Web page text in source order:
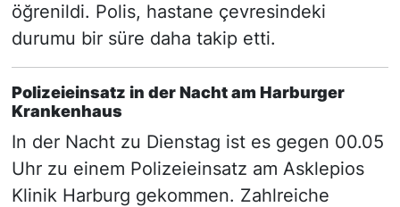
öğrenildi. Polis, hastane çevresindeki
durumu bir süre daha takip etti.
Polizeieinsatz in der Nacht am Harburger
Krankenhaus
In der Nacht zu Dienstag ist es gegen 00.05
Uhr zu einem Polizeieinsatz am Asklepios
Klinik Harburg gekommen. Zahlreiche